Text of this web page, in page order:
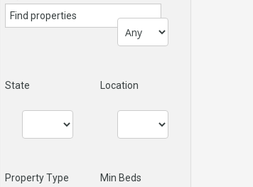
State Location
Property Type Min Beds